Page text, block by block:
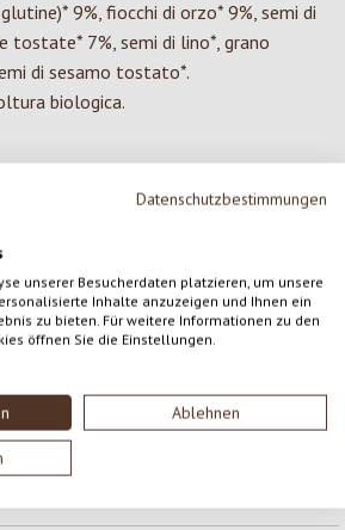
Datenschutzbestimmungen
unserer Besucherdaten platzieren, um unsere
Inhalte anzuzeigen und Ihnen ein
zu bieten. Für weitere Informationen zu den
öffnen Sie die Einstellungen.
Ablehnen
9%, fiocchi di orzo* 9%, semi di
tostate* 7%, semi di lino*, grano
di sesamo tostato*.
biologica.
0 su 5 stelle
con il prodotto con altri clienti.
solo nella lingua corrente.